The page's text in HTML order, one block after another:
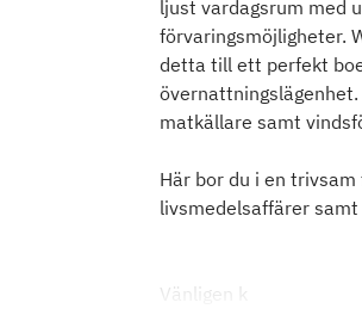
ljust vardagsrum med
förvaringsmöjligheter.
detta till ett perfekt
matkällare samt
Här bor du i en
livsmedelsaffärer
Vänligen k